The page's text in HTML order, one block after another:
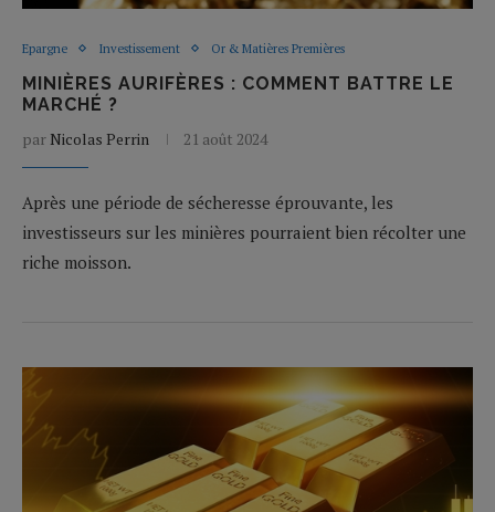
Epargne Investissement Or & Matières Premières
MINIÈRES AURIFÈRES : COMMENT BATTRE LE
MARCHÉ ?
par Nicolas Perrin 21 août 2024
Après une période de sécheresse éprouvante, les
investisseurs sur les minières pourraient bien récolter une
riche moisson.